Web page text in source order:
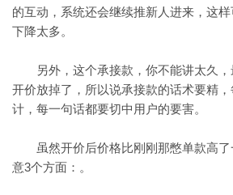
的互动，系统还会继续推新人进来，这
下降太多。
另外，这个承接款，你不能讲太久，
开价放掉了，所以说承接款的话术要精
计，每一句话都要切中用户的要害。
虽然开价后价格比刚刚那憋单款高了
意3个方面：。